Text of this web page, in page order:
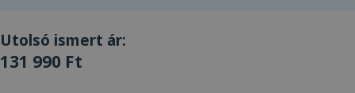
Utolsó ismert ár:
131 990 Ft